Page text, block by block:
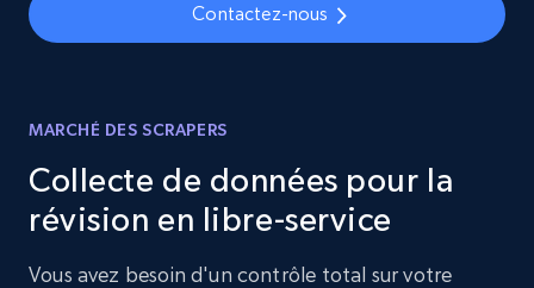
Contactez-nous
MARCHÉ DES SCRAPERS
Collecte de données pour la
révision en libre-service
Vous avez besoin d'un contrôle total sur votre